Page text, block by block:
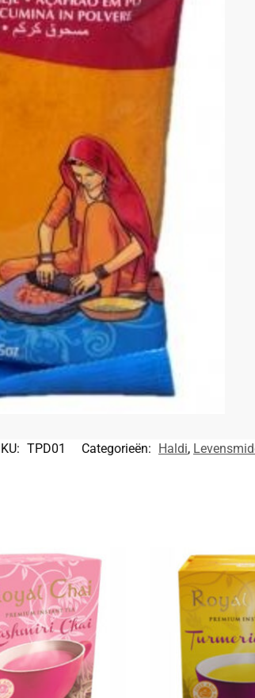
TPD01 Categorieën: Haldi,